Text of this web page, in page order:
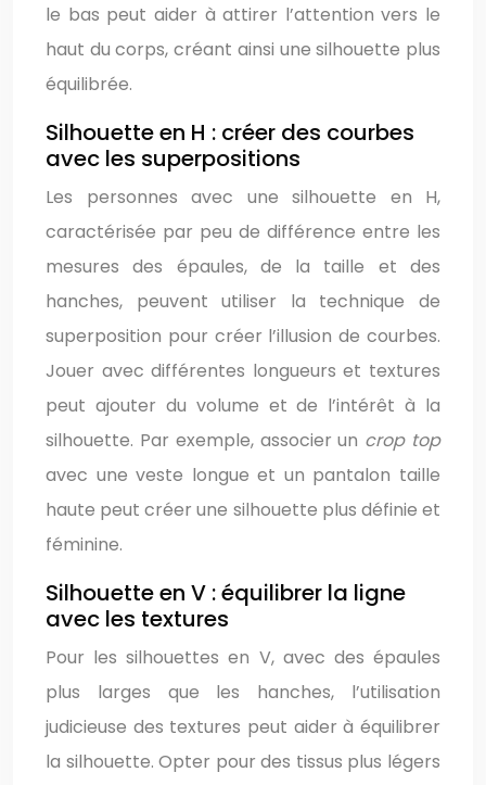
le bas peut aider à attirer l’attention vers le
haut du corps, créant ainsi une silhouette plus
équilibrée.
Silhouette en H : créer des courbes
avec les superpositions
Les personnes avec une silhouette en H,
caractérisée par peu de différence entre les
mesures des épaules, de la taille et des
hanches, peuvent utiliser la technique de
superposition pour créer l’illusion de courbes.
Jouer avec différentes longueurs et textures
peut ajouter du volume et de l’intérêt à la
silhouette. Par exemple, associer un crop top
avec une veste longue et un pantalon taille
haute peut créer une silhouette plus définie et
féminine.
Silhouette en V : équilibrer la ligne
avec les textures
Pour les silhouettes en V, avec des épaules
plus larges que les hanches, l’utilisation
judicieuse des textures peut aider à équilibrer
la silhouette. Opter pour des tissus plus légers